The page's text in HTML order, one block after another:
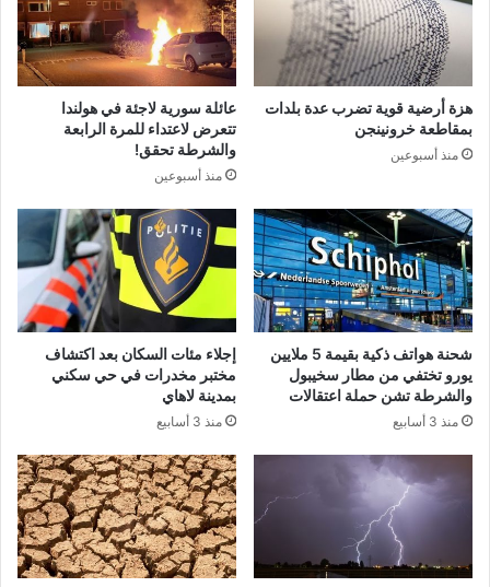
هزة أرضية قوية تضرب عدة بلدات
بمقاطعة خرونينجن
منذ أسبوعين
عائلة سورية لاجئة في هولندا
تتعرض لاعتداء للمرة الرابعة
والشرطة تحقق!
منذ أسبوعين
شحنة هواتف ذكية بقيمة 5 ملايين
يورو تختفي من مطار سخيبول
والشرطة تشن حملة اعتقالات
منذ 3 أسابيع
إجلاء مئات السكان بعد اكتشاف
مختبر مخدرات في حي سكني
بمدينة لاهاي
منذ 3 أسابيع